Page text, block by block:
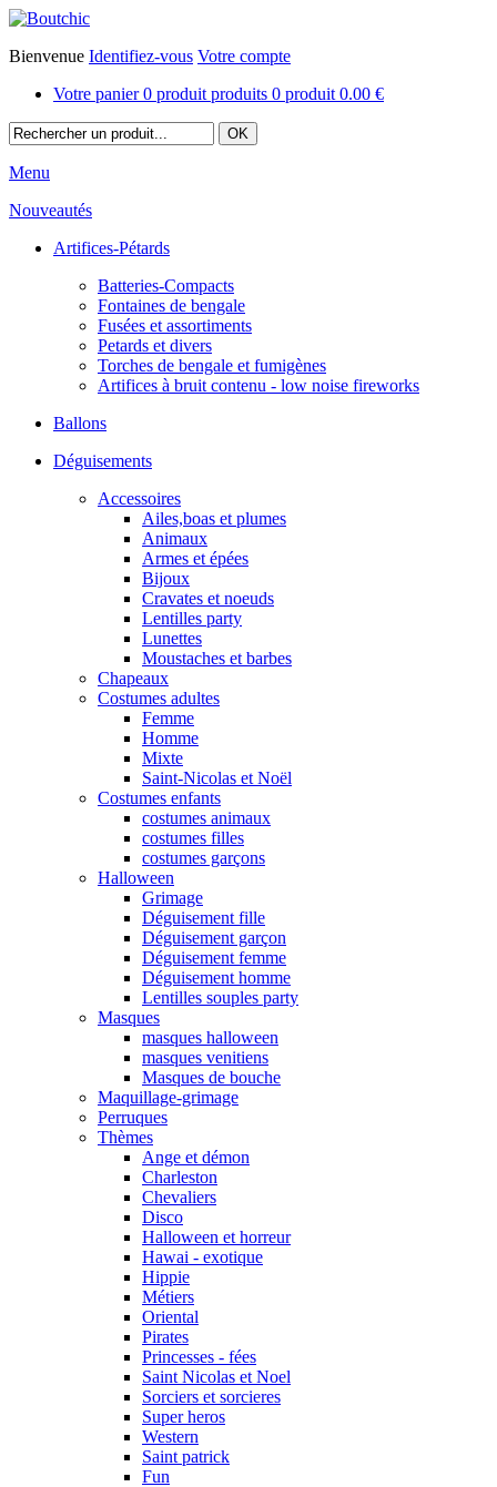
Bienvenue Identifiez-vous Votre compte
Votre panier 0 produit produits 0 produit 0.00 €
Menu
Nouveautés
Artifices-Pétards
Batteries-Compacts
Fontaines de bengale
Fusées et assortiments
Petards et divers
Torches de bengale et fumigènes
Artifices à bruit contenu - low noise fireworks
Ballons
Déguisements
Accessoires
Ailes,boas et plumes
Animaux
Armes et épées
Bijoux
Cravates et noeuds
Lentilles party
Lunettes
Moustaches et barbes
Chapeaux
Costumes adultes
Femme
Homme
Mixte
Saint-Nicolas et Noël
Costumes enfants
costumes animaux
costumes filles
costumes garçons
Halloween
Grimage
Déguisement fille
Déguisement garçon
Déguisement femme
Déguisement homme
Lentilles souples party
Masques
masques halloween
masques venitiens
Masques de bouche
Maquillage-grimage
Perruques
Thèmes
Ange et démon
Charleston
Chevaliers
Disco
Halloween et horreur
Hawai - exotique
Hippie
Métiers
Oriental
Pirates
Princesses - fées
Saint Nicolas et Noel
Sorciers et sorcieres
Super heros
Western
Saint patrick
Fun